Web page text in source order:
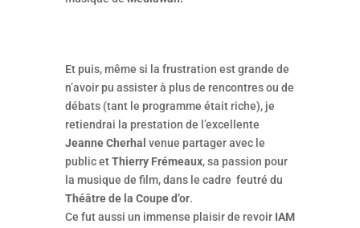
Et puis, même si la frustration est grande de
n’avoir pu assister à plus de rencontres ou de
débats (tant le programme était riche), je
retiendrai la prestation de l’excellente
Jeanne Cherhal venue partager avec le
public etThierry Frémeaux, sa passion pour
la musique de film, dans le cadre feutré du
Théâtre de la Coupe d’or.
Ce fut aussi un immense plaisir de revoir IAM